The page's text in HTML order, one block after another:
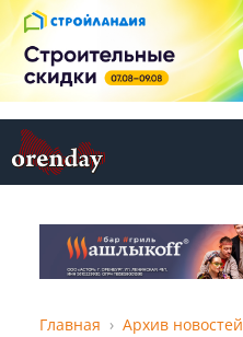
Главная Архив новостей